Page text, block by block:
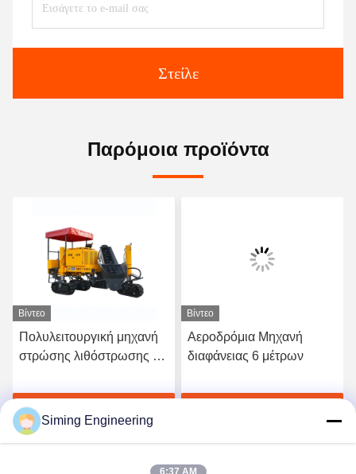
Στείλε
Παρόμοια προϊόντα
Βίντεο
Πολυλειτουργική μηχανή
στρώσης λιθόστρωσης με
Πάρτε την καλύτερη τιμή
Βίντεο
Αεροδρόμια Μηχανή
διαφάνειας 6 μέτρων
Siming Engineering
6:37 AM